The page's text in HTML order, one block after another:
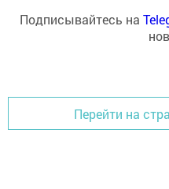
Подписывайтесь на
Перейти на